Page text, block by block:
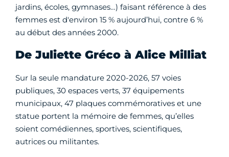
jardins, écoles, gymnases…) faisant référence à des
femmes est d'environ 15 % aujourd’hui, contre 6 %
au début des années 2000.
De Juliette Gréco à Alice Milliat
Sur la seule mandature 2020-2026, 57 voies
publiques, 30 espaces verts, 37 équipements
municipaux, 47 plaques commémoratives et une
statue portent la mémoire de femmes, qu’elles
soient comédiennes, sportives, scientifiques,
autrices ou militantes.